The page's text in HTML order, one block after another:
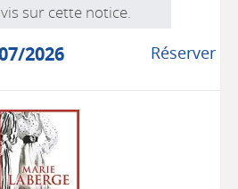
sur cette notice.
Réserver
2026